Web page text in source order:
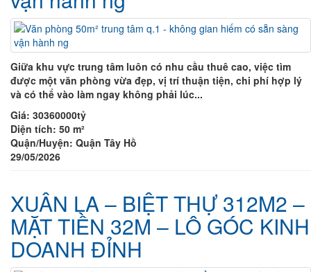
Giữa khu vực trung tâm luôn có nhu cầu thuê cao, việc tìm
được một văn phòng vừa đẹp, vị trí thuận tiện, chi phí hợp lý
và có thể vào làm ngay không phải lúc...
Giá: 30360000tỷ
Diện tích: 50 m²
Quận/Huyện: Quận Tây Hồ
29/05/2026
XUÂN LA – BIỆT THỰ 312M2 –
MẶT TIỀN 32M – LÔ GÓC KINH
DOANH ĐỈNH